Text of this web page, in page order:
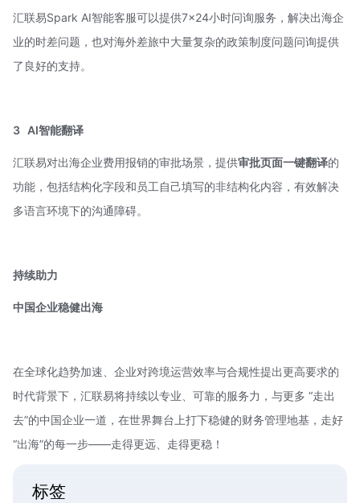
汇联易Spark AI智能客服可以提供7×24小时问询服务，解决出海企
业的时差问题，也对海外差旅中大量复杂的政策制度问题问询提供
了良好的支持。
3 AI智能翻译
汇联易对出海企业费用报销的审批场景，提供审批页面一键翻译的
功能，包括结构化字段和员工自己填写的非结构化内容，有效解决
多语言环境下的沟通障碍。
持续助力
中国企业稳健出海
在全球化趋势加速、企业对跨境运营效率与合规性提出更高要求的
时代背景下，汇联易将持续以专业、可靠的服务力，与更多 “走出
去”的中国企业一道，在世界舞台上打下稳健的财务管理地基，走好
“出海”的每一步——走得更远、走得更稳！
标签